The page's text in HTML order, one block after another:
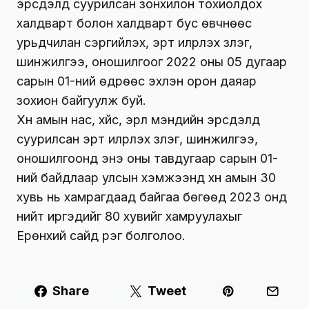
эрсдэлд суурилсан зонхилон тохиолдох
халдварт болон халдварт бус өвчнөөс
урьдчилан сэргийлэх, эрт илрүүлэх үзлэг,
шинжилгээ, оношилгоог 2022 оны 05 дугаар
сарын 01-ний өдрөөс эхлэн орон даяар
зохион байгуулж буй.
Хүн амын нас, хүйс, эрүүл мэндийн эрсдэлд
суурилсан эрт илрүүлэх үзлэг, шинжилгээ,
оношилгоонд энэ оны тавдугаар сарын 01-
ний байдлаар улсын хэмжээнд хүн амын 30
хувь нь хамрагдаад байгаа бөгөөд 2023 онд
нийт иргэдийг 80 хувийг хамруулахыг
Ерөнхий сайд үүрэг болголоо.
Share Tweet